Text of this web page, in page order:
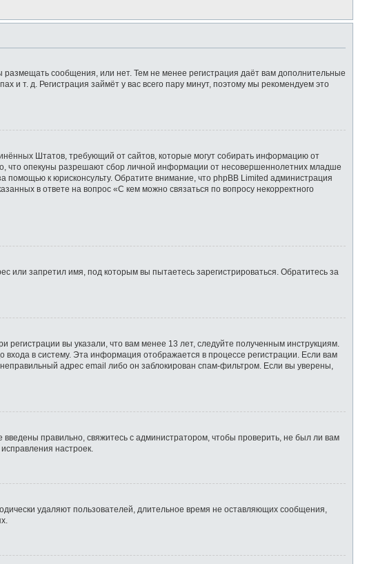
сообщения, или нет. Тем не менее регистрация даёт вам дополнительные
т. д. Регистрация займёт у вас всего пару минут, поэтому мы рекомендуем это
Штатов, требующий от сайтов, которые могут собирать информацию от
что опекуны разрешают сбор личной информации от несовершеннолетних младше
помощью к юрисконсульту. Обратите внимание, что phpBB Limited администрация
в ответе на вопрос «С кем можно связаться по вопросу некорректного
или запретил имя, под которым вы пытаетесь зарегистрироваться. Обратитесь за
вы указали, что вам менее 13 лет, следуйте полученным инструкциям.
в систему. Эта информация отображается в процессе регистрации. Если вам
адрес email либо он заблокирован спам-фильтром. Если вы уверены,
правильно, свяжитесь с администратором, чтобы проверить, не был ли вам
настроек.
удаляют пользователей, длительное время не оставляющих сообщения,